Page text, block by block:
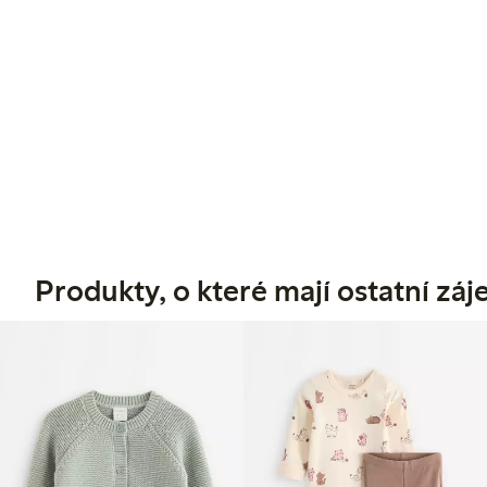
Produkty, o které mají ostatní